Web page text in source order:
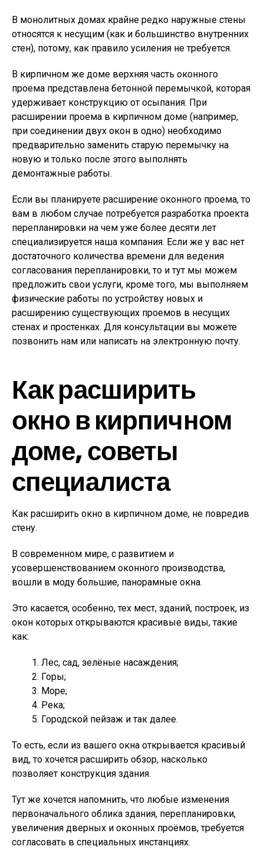
В монолитных домах крайне редко наружные стены
относятся к несущим (как и большинство внутренних
стен), потому, как правило усиления не требуется.
В кирпичном же доме верхняя часть оконного
проема представлена бетонной перемычкой, которая
удерживает конструкцию от осыпания. При
расширении проема в кирпичном доме (например,
при соединении двух окон в одно) необходимо
предварительно заменить старую перемычку на
новую и только после этого выполнять
демонтажные работы.
Если вы планируете расширение оконного проема, то
вам в любом случае потребуется разработка проекта
перепланировки на чем уже более десяти лет
специализируется наша компания. Если же у вас нет
достаточного количества времени для ведения
согласования перепланировки, то и тут мы можем
предложить свои услуги, кроме того, мы выполняем
физические работы по устройству новых и
расширению существующих проемов в несущих
стенах и простенках. Для консультации вы можете
позвонить нам или написать на электронную почту.
Как расширить
окно в кирпичном
доме, советы
специалиста
Как расширить окно в кирпичном доме, не повредив
стену.
В современном мире, с развитием и
усовершенствованием оконного производства,
вошли в моду большие, панорамные окна.
Это касается, особенно, тех мест, зданий, построек, из
окон которых открываются красивые виды, такие
как:
Лес, сад, зелёные насаждения;
Горы;
Море;
Река;
Городской пейзаж и так далее.
То есть, если из вашего окна открывается красивый
вид, то хочется расширить обзор, насколько
позволяет конструкция здания.
Тут же хочется напомнить, что любые изменения
первоначального облика здания, перепланировки,
увеличения дверных и оконных проёмов, требуется
согласовать в специальных инстанциях.